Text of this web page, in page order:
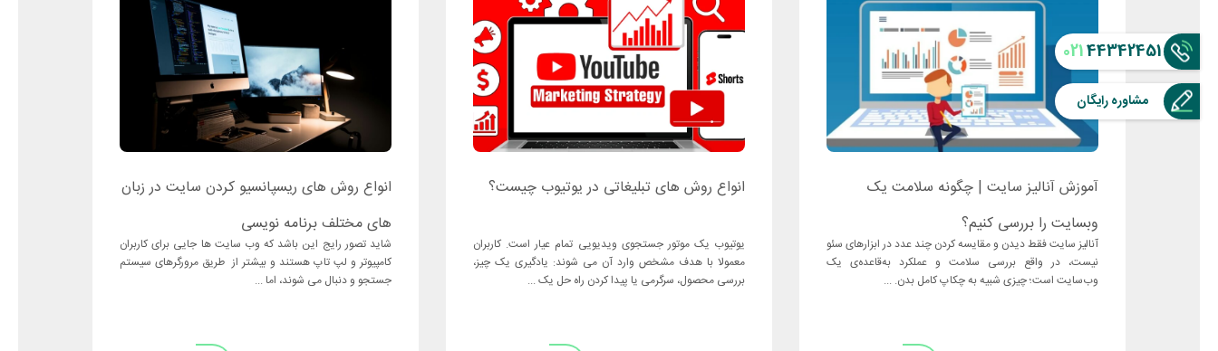
آموزش آنالیز سایت | چگونه سلامت یک
وبسایت را بررسی کنیم؟
آنالیز سایت فقط دیدن و مقایسه کردن چند عدد در ابزارهای سئو
نیست، در واقع بررسی سلامت و عملکرد به‌قاعده‌ی یک
وب‌سایت است؛ چیزی شبیه به چکاپ کامل بدن. ...
انواع روش های تبلیغاتی در یوتیوب چیست؟
یوتیوب یک موتور جستجوی ویدیویی تمام ‌عیار است. کاربران
معمولا با هدف مشخص وارد آن می‌ شوند: یادگیری یک چیز،
بررسی محصول، سرگرمی یا پیدا کردن راه‌ حل یک ...
انواع روش های ریسپانسیو کردن سایت در زبان
های مختلف برنامه نویسی
شاید تصور رایج این باشد که وب سایت ها جایی برای کاربران
کامپیوتر و لپ‌ تاپ هستند و بیشتر از طریق مرورگرهای سیستم
جستجو و دنبال می شوند، اما ...
02144342451
مشاوره رایگان